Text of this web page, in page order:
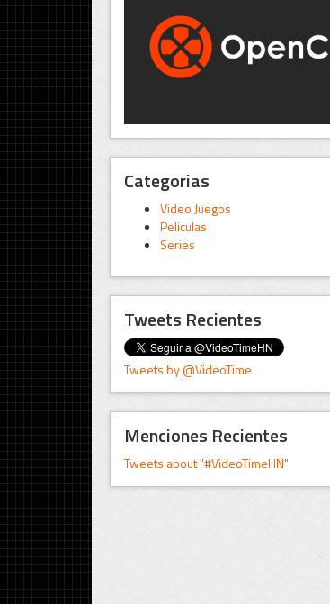
Categorias
Video Juegos
Peliculas
Series
Tweets Recientes
Tweets by @VideoTime
Menciones Recientes
Tweets about "#VideoTimeHN"